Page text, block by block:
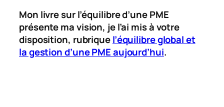
Mon livre sur l’équilibre d’une PME
présente ma vision, je l’ai mis à votre
disposition, rubriquel’équilibre global et
la gestion d’une PME aujourd’hui.